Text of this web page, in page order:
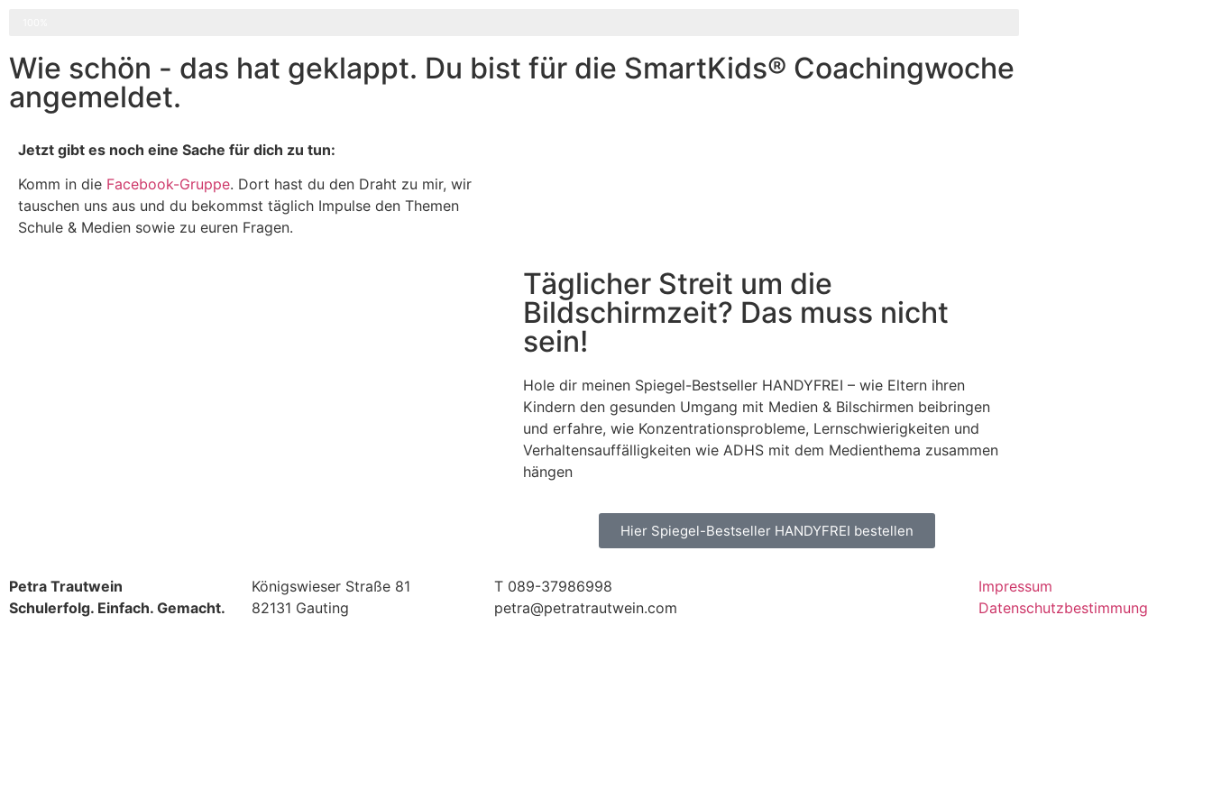
Wie schön - das hat geklappt. Du bist für die SmartKids® Coachingwoche
angemeldet.
Jetzt gibt es noch eine Sache für dich zu tun:
Komm in die Facebook-Gruppe. Dort hast du den Draht zu mir, wir
tauschen uns aus und du bekommst täglich Impulse den Themen
Schule & Medien sowie zu euren Fragen.
Täglicher Streit um die
Bildschirmzeit? Das muss nicht
sein!
Hole dir meinen Spiegel-Bestseller HANDYFREI – wie Eltern ihren
Kindern den gesunden Umgang mit Medien & Bilschirmen beibringen
und erfahre, wie Konzentrationsprobleme, Lernschwierigkeiten und
Verhaltensauffälligkeiten wie ADHS mit dem Medienthema zusammen
hängen
Hier Spiegel-Bestseller HANDYFREI bestellen
Petra Trautwein
Schulerfolg. Einfach. Gemacht.
Königswieser Straße 81
82131 Gauting
T 089-37986998
petra@petratrautwein.com
Impressum
Datenschutzbestimmung